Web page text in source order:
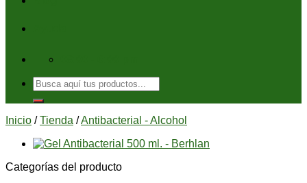
Buscar
por:
Inicio / Tienda /Antibacterial - Alcohol
Categorías del producto